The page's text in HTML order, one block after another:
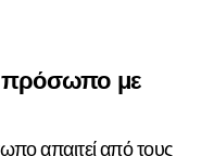
πρόσωπο με
απαιτεί από τους